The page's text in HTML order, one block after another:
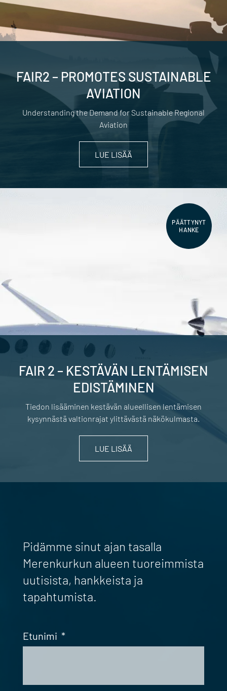
FAIR2 – PROMOTES SUSTAINABLE
AVIATION
Understanding the Demand for Sustainable Regional
Aviation
LUE LISÄÄ
PÄÄTTYNYT
HANKE
FAIR 2 – KESTÄVÄN LENTÄMISEN
EDISTÄMINEN
Tiedon lisääminen kestävän alueellisen lentämisen
kysynnästä valtionrajat ylittävästä näkökulmasta.
LUE LISÄÄ
Pidämme sinut ajan tasalla
Merenkurkun alueen tuoreimmista
uutisista, hankkeista ja
tapahtumista.
Etunimi *